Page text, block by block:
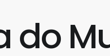
do